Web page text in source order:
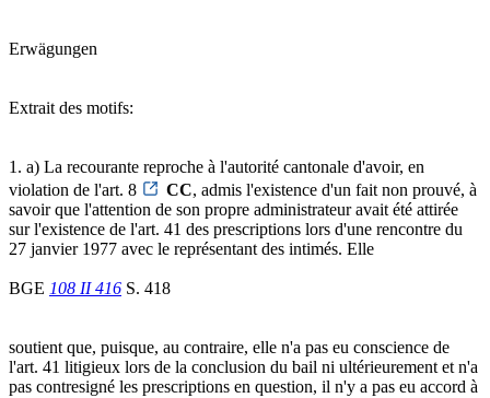
Erwägungen
Extrait des motifs:
1. a) La recourante reproche à l'autorité cantonale d'avoir, en
violation de l'art. 8
CC, admis l'existence d'un fait non prouvé, à
savoir que l'attention de son propre administrateur avait été attirée
sur l'existence de l'art. 41 des prescriptions lors d'une rencontre du
27 janvier 1977 avec le représentant des intimés. Elle
BGE 108 II 416 S. 418
soutient que, puisque, au contraire, elle n'a pas eu conscience de
l'art. 41 litigieux lors de la conclusion du bail ni ultérieurement et n'a
pas contresigné les prescriptions en question, il n'y a pas eu accord à